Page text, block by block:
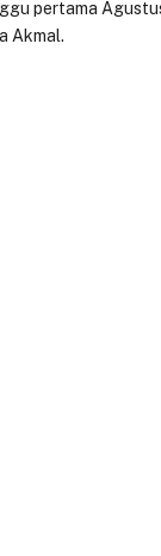
pertama
Akmal.